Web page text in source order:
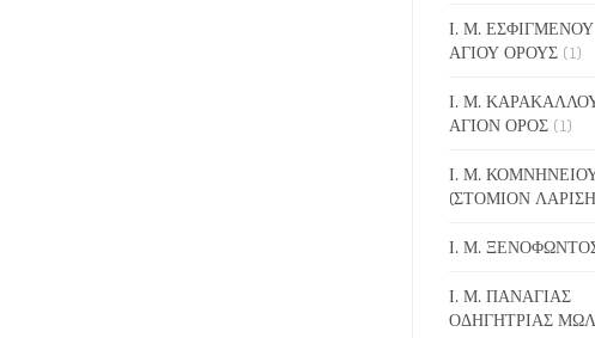
Ι. Μ. ΕΣΦΙΓΜΕΝΟΥ
ΑΓΙΟΥ ΟΡΟΥΣ (1)
Ι. Μ.
ΑΓΙΟΝ ΟΡΟΣ (1)
Ι. Μ.
(ΣΤΟΜΙΟΝ
Ι. Μ.
Ι. Μ. ΠΑΝΑΓΙΑΣ
ΟΔΗΓΗΤΡΙΑΣ